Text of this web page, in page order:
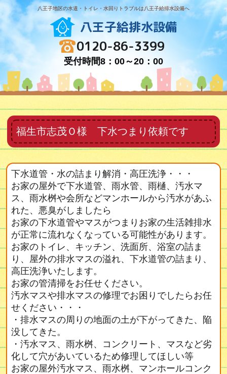
八王子地区の水道・トイレ・水回りトラブルは八王子給排水設備へ
八王子給排水設備
0120-86-3399
受付時間8：00～20：00
福生市志茂Ｏ様 下水つまり依頼です
下水道管・水の詰まり解消・高圧洗浄・・・
お家の屋外で下水道管、雨水管、雨樋、汚水マ
ス、雨水桝や会所などマンホールから汚水があふ
れた、悪臭がしましたら
お家の下水道管やマスがつまりお家の生活雑排水
が正常に流れなくなっている可能性があります。
お家のトイレ、キッチン、洗面所、浴室の詰ま
り、屋外の排水マスの溢れ、下水道管の詰まり、
高圧洗浄いたします。
お家の管清掃をお任せください。
汚水マスや排水マスの修理でお困りでしたらお任
せください・・・
・排水マスの周りの地面の土が下がってきた、陥
没してきた。
・汚水マス、雨水桝、コンクリート、マスなど劣
化して穴があいているため修理してほしい等
お家の屋外汚水マス、雨水桝、マンホールコンク